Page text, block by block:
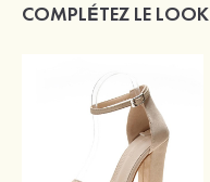
COMPLÉTEZ LE LOOK